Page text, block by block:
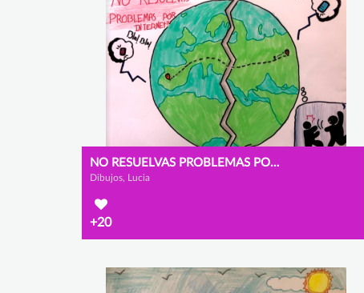
NO RESUELVAS PROBLEMAS POR INTERNET
Dibujos, Lucia
+20